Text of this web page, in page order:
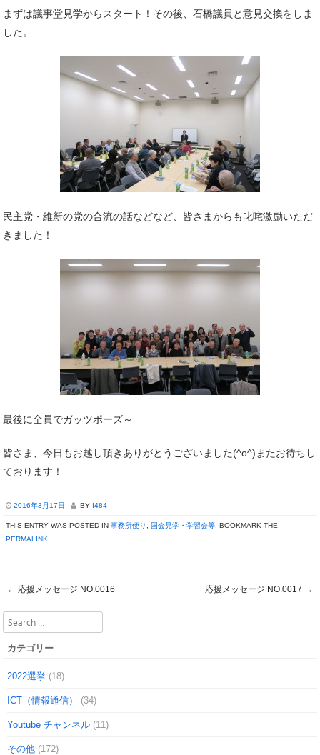
まずは議事堂見学からスタート！その後、石橋議員と意見交換をしま
した。
民主党・維新の党の合流の話などなど、皆さまからも叱咤激励いただ
きました！
最後に全員でガッツポーズ～
皆さま、今日もお越し頂きありがとうございました(^o^)またお待ちし
ております！
2016年3月17日 BY I484
THIS ENTRY WAS POSTED IN 事務所便り 国会見学・学習会等 . BOOKMARK THE
PERMALINK
Post navigation
← 応援メッセージ NO.0016 応援メッセージ NO.0017 →
Search
カテゴリー
2022選挙 (18)
ICT（情報通信） (34)
Youtube チャンネル (11)
その他 (172)